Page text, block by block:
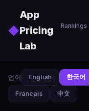
◆
App
Pricing
Lab
Rankings
언어 English 한국어
Français 中文